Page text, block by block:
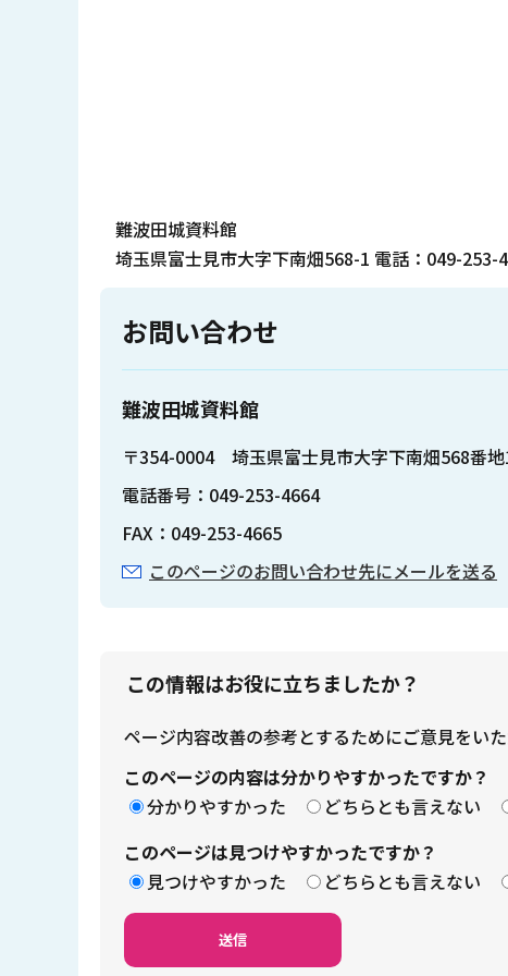
難波田城資料館
埼玉県富士見市大字下南畑568-1 電話：049-253-
お問い合わせ
難波田城資料館
〒354-0004 埼玉県富士見市大字下南畑568番地
電話番号：049-253-4664
FAX：049-253-4665
このページのお問い合わせ先にメールを送る
この情報はお役に立ちましたか？
ページ内容改善の参考とするためにご意見をいた
このページの内容は分かりやすかったですか？
分かりやすかった
どちらとも言えない
このページは見つけやすかったですか？
見つけやすかった
どちらとも言えない